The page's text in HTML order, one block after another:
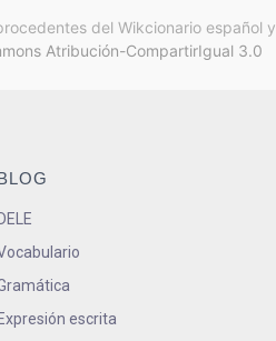
del Wikcionario español y
Atribución-CompartirIgual 3.0
DELE
Expresión escrita